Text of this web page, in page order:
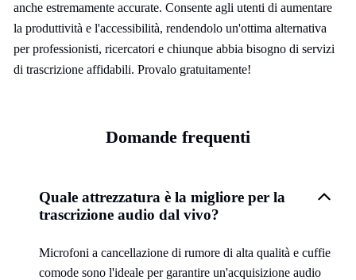
anche estremamente accurate. Consente agli utenti di aumentare
la produttività e l'accessibilità, rendendolo un'ottima alternativa
per professionisti, ricercatori e chiunque abbia bisogno di servizi
di trascrizione affidabili. Provalo gratuitamente!
Domande frequenti
Quale attrezzatura è la migliore per la
trascrizione audio dal vivo?
Microfoni a cancellazione di rumore di alta qualità e cuffie
comode sono l'ideale per garantire un'acquisizione audio